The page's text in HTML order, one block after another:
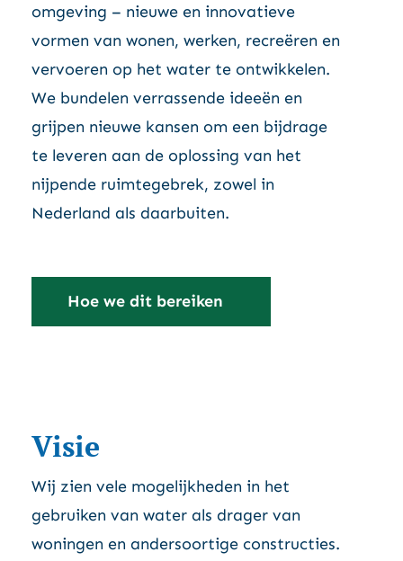
omgeving – nieuwe en innovatieve
vormen van wonen, werken, recreëren en
vervoeren op het water te ontwikkelen.
We bundelen verrassende ideeën en
grijpen nieuwe kansen om een bijdrage
te leveren aan de oplossing van het
nijpende ruimtegebrek, zowel in
Nederland als daarbuiten.
Hoe we dit bereiken
Visie
Wij zien vele mogelijkheden in het
gebruiken van water als drager van
woningen en andersoortige constructies.